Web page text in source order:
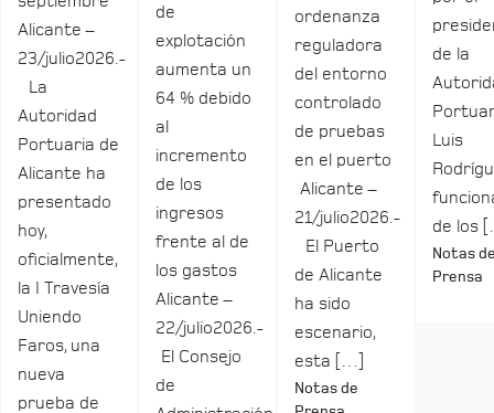
Alicante –
23/julio2026.-
La
Autoridad
Portuaria de
Alicante ha
presentado
hoy,
oficialmente,
la I Travesía
Uniendo
Faros, una
nueva
prueba de
de
explotación
aumenta un
64 % debido
al
incremento
de los
ingresos
frente al de
los gastos
Alicante –
22/julio2026.-
El Consejo
de
ordenanza
reguladora
del entorno
controlado
de pruebas
en el puerto
Alicante –
21/julio2026.-
El Puerto
de Alicante
ha sido
escenario,
esta […]
Notas de
de la
Luis
de los
Notas
Prensa